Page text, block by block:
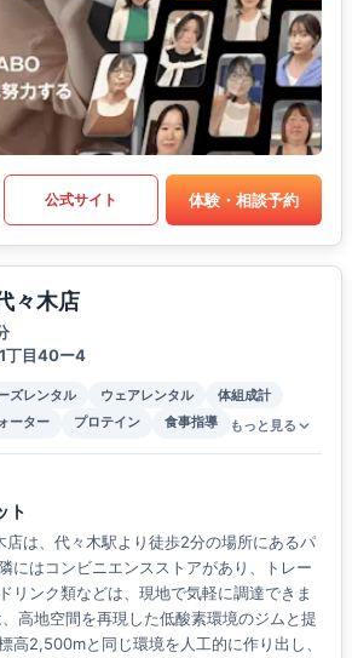
公式サイト 体験・相談予約
々木店
丁目40ー4
ズレンタル ウェアレンタル
体組成計
ーター プロテイン 食事指導 もっと見る
ト
店は、代々木駅より徒歩2分の場所にあるパ
にはコンビニエンスストアがあり、トレー
リンク類などは、現地で気軽に調達できま
高地空間を再現した低酸素環境のジムと提
高2,500mと同じ環境を人工的に作り出し、